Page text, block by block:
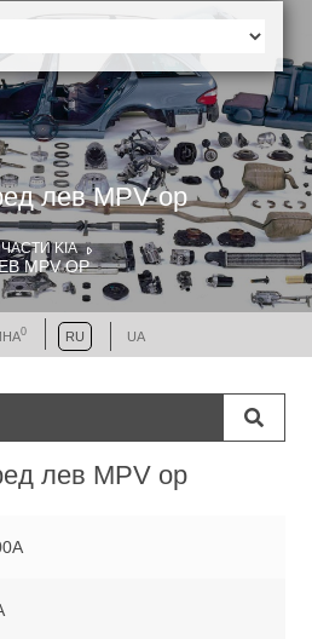
лев MPV ор
KIA
MPV ОР
0 RU UA
лев MPV ор